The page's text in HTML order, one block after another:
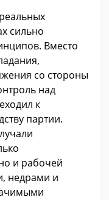
сильно
Вместо
со стороны
над
к
партии.
и рабочей
недрами и